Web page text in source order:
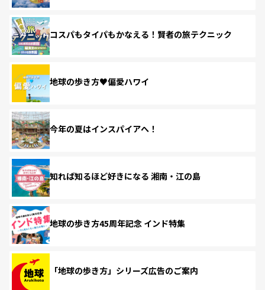
コスパもタイパもかなえる！賢者の旅テクニック
地球の歩き方♥偏愛ハワイ
今年の夏はインスパイアへ！
知れば知るほど好きになる 湘南・江の島
地球の歩き方45周年記念 インド特集
「地球の歩き方」シリーズ広告のご案内